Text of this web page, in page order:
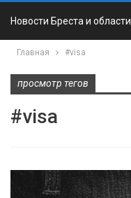
Новости Бреста и области
Главная #visa
просмотр тегов
#visa